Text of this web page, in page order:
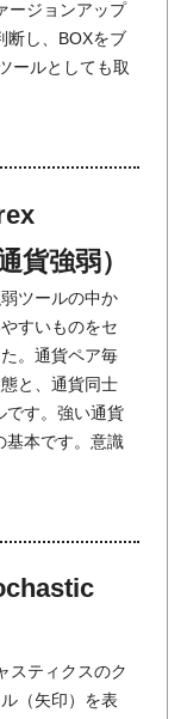
ージョンアップ
断し、BOXをブ
ールとしても取
貨強弱）
ツールの中か
すいものをセ
。通貨ペア毎
と、通貨同士
です。強い通貨
基本です。意識
スティクスのク
（矢印）を表